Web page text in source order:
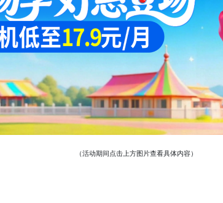
（活动期间点击上方图片查看具体内容）